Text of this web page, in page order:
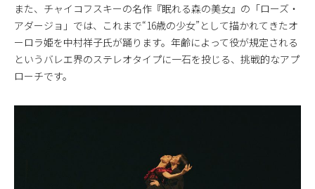
また、チャイコフスキーの名作『眠れる森の美女』の「ローズ・
アダージョ」では、これまで“16歳の少女”として描かれてきたオ
ーロラ姫を中村祥子氏が踊ります。年齢によって役が規定される
というバレエ界のステレオタイプに一石を投じる、挑戦的なアプ
ローチです。